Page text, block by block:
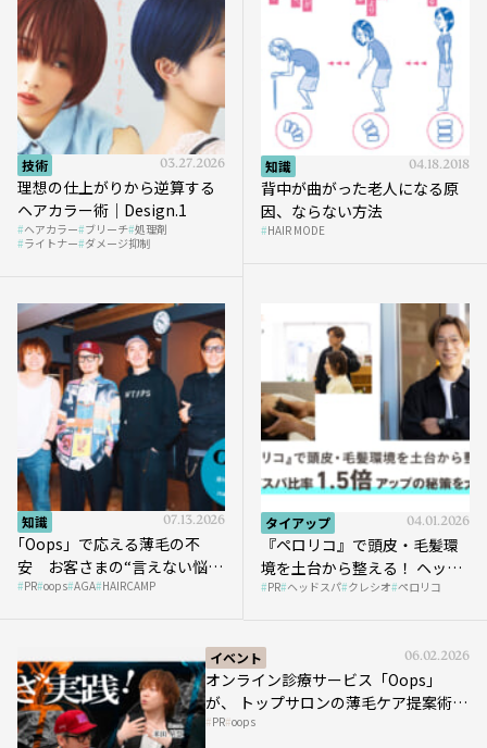
技術 03.27.2026
理想の仕上がりから逆算する
ヘアカラー術｜Design.1
ヘアカラー ブリーチ 処理剤
ライトナー ダメージ抑制
知識 04.18.2018
背中が曲がった老人になる原
因、ならない方法
HAIR MODE
知識 07.13.2026
｢Oops」で応える薄毛の不
安 お客さまの“言えない悩
み”にどう向き合う？ ＃01
PR oops AGA HAIRCAMP
タイアップ 04.01.2026
『ペロリコ』で頭皮・毛髪環
境を土台から整える！ ヘッド
スパ比率1.5倍アップの秘策を
PR ヘッドスパ クレシオ ペロリコ
イベント 06.02.2026
オンライン診療サービス「Oops」
が、 トップサロンの薄毛ケア提案術を
HAIRCAMPで公開！
PR oops